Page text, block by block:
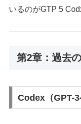
いるのがGTP 5
第2章：過去
Codex（GPT-3